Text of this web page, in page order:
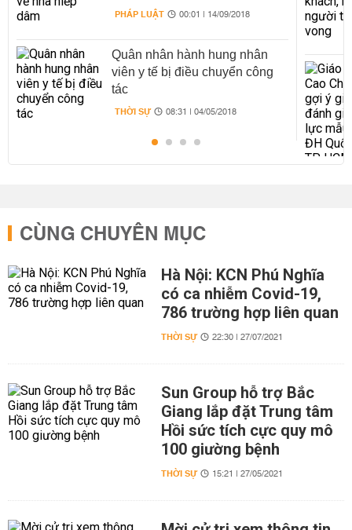
PHÁP LUẬT 00:01 | 14/09/2018
Quân nhân hành hung nhân
viên y tế bị điều chuyển công
tác
THỜI SỰ 08:31 | 04/05/2018
CÙNG CHUYÊN MỤC
Hà Nội: KCN Phú Nghĩa
có ca nhiễm Covid-19,
786 trường hợp liên quan
THỜI SỰ 22:30 | 27/07/2021
Sun Group hỗ trợ Bắc
Giang lắp đặt Trung tâm
Hồi sức tích cực quy mô
100 giường bệnh
THỜI SỰ 15:21 | 27/05/2021